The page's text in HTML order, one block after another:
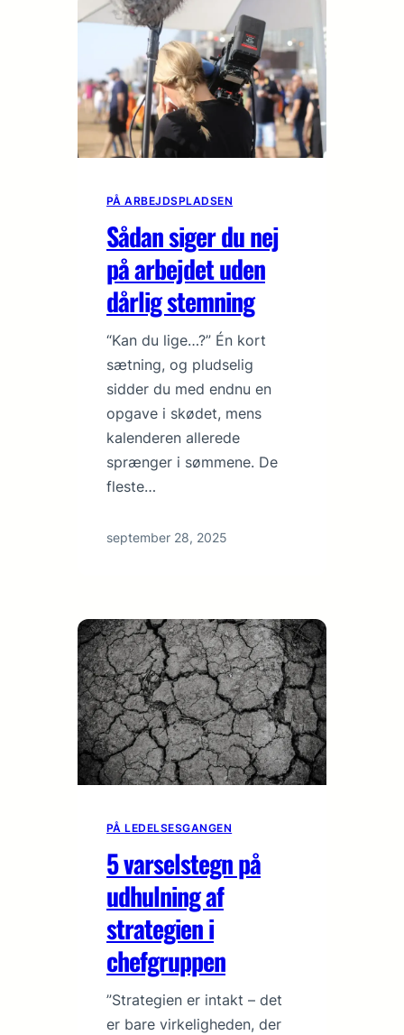
PÅ ARBEJDSPLADSEN
Sådan siger du nej
på arbejdet uden
dårlig stemning
“Kan du lige…?” Én kort
sætning, og pludselig
sidder du med endnu en
opgave i skødet, mens
kalenderen allerede
sprænger i sømmene. De
fleste…
september 28, 2025
PÅ LEDELSESGANGEN
5 varselstegn på
udhulning af
strategien i
chefgruppen
”Strategien er intakt – det
er bare virkeligheden, der